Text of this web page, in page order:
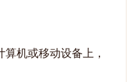
机或移动设备上，